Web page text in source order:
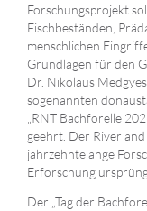
Forschungsprojekt
Fischbeständen,
menschlichen
Grundlagen für den
Dr. Nikolaus
sogenannten
„RNT Bachforelle
geehrt. Der River
jahrzehntelange
Erforschung
Der „Tag der